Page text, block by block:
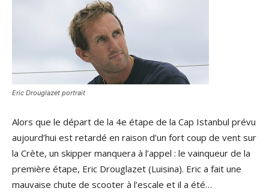
Eric Drouglazet portrait
Alors que le départ de la 4e étape de la Cap Istanbul prévu
aujourd’hui est retardé en raison d’un fort coup de vent sur
la Crète, un skipper manquera à l’appel : le vainqueur de la
première étape, Eric Drouglazet (Luisina). Eric a fait une
mauvaise chute de scooter à l’escale et il a été…